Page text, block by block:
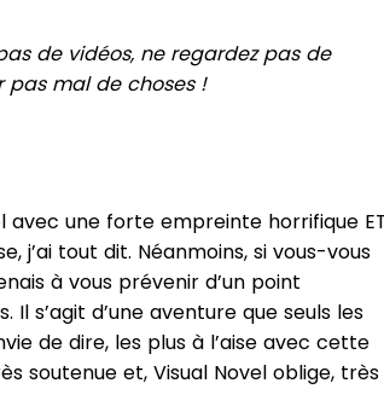
de vidéos, ne regardez pas de
pas mal de choses !
avec une forte empreinte horrifique
j’ai tout dit. Néanmoins, si vous-vous
à vous prévenir d’un point
s’agit d’une aventure que seuls les
de dire, les plus à l’aise avec cette
soutenue et, Visual Novel oblige, très